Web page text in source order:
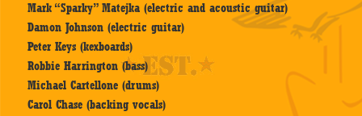
Mark “Sparky” Matejka (electric and acoustic guitar)
Damon Johnson (electric guitar)
Peter Keys (kexboards)
Robbie Harrington (bass)
Michael Cartellone (drums)
Carol Chase (backing vocals)